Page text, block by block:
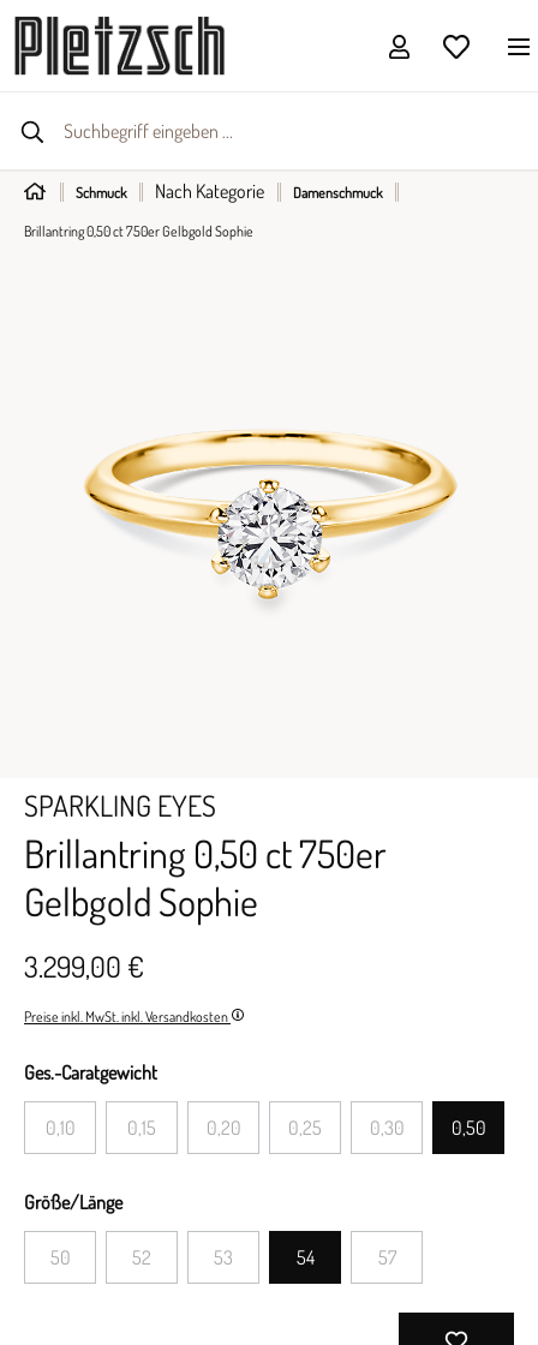
Schmuck Nach Kategorie Damenschmuck
Brillantring 0,50 ct 750er Gelbgold Sophie
SPARKLING EYES
Brillantring 0,50 ct 750er
Gelbgold Sophie
3.299,00 €
Preise inkl. MwSt. inkl. Versandkosten
Ges.-Caratgewicht
0,10 0,15 0,20 0,25 0,30 0,50
Größe/Länge
50 52 53 54 57